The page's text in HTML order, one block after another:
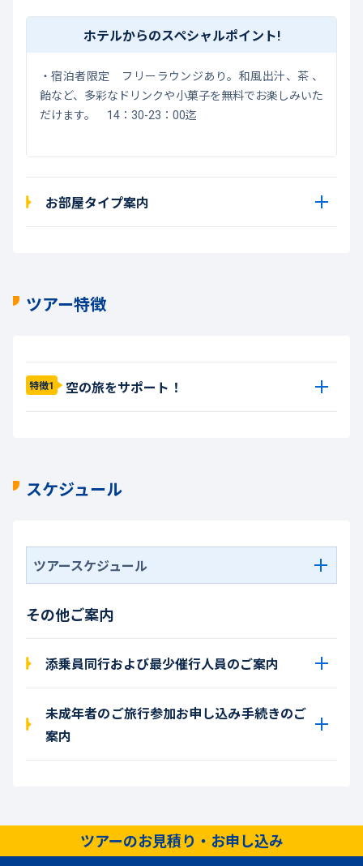
ホテルからのスペシャルポイント!
・宿泊者限定 フリーラウンジあり。和風出汁、茶 、
飴など、多彩なドリンクや小菓子を無料でお楽しみいた
だけます。 14：30-23：00迄
お部屋タイプ案内
ツアー特徴
特徴1 空の旅をサポート！
スケジュール
ツアースケジュール
その他ご案内
添乗員同行および最少催行人員のご案内
未成年者のご旅行参加お申し込み手続きのご
案内
ツアーのお見積り・お申し込み